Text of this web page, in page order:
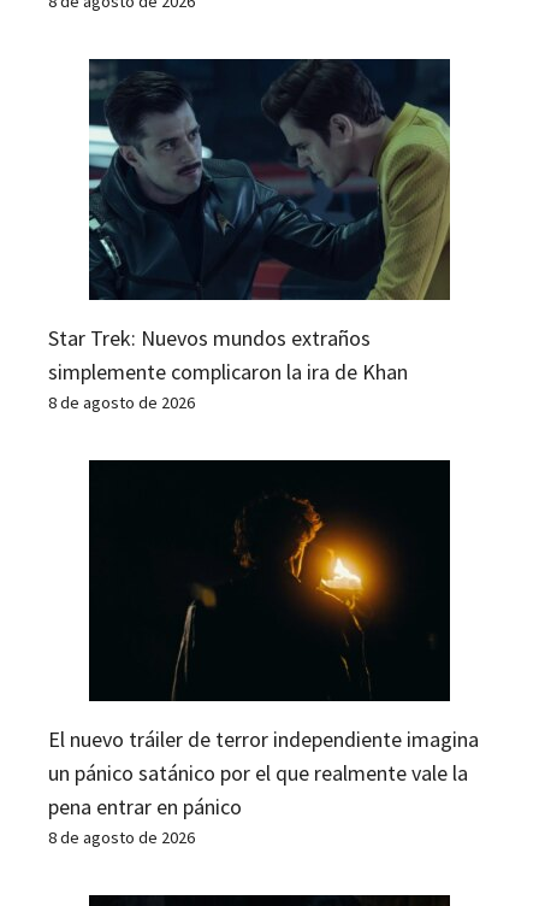
Star Trek: Nuevos mundos extraños
simplemente complicaron la ira de Khan
8 de agosto de 2026
El nuevo tráiler de terror independiente imagina
un pánico satánico por el que realmente vale la
pena entrar en pánico
8 de agosto de 2026